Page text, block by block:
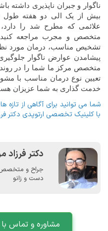
ناگوار و جبران ناپذیری داشته
بیش از یک الی دو هفته
علائمی که مطرح شد را
متخصص و مجرب مراجعه کنید
تشخیص مناسب، درمان مورد
پیشامدن عوارض ناگوار
متخصص مرکز ما شما را در
تعیین نوع درمان مناسب با
خدمت گذاری به شما عزیزان
شما می توانید برای آگاهی از تازه
با کلینیک تخصصی ارتوپدی دکتر
دکتر فرزاد
جراح و
دست و زانو
مشاوره و تماس با